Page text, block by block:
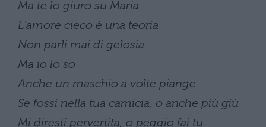
Ma te lo giuro su Maria
L’amore cieco è una teoria
Non parli mai di gelosia
Ma io lo so
Anche un maschio a volte piange
Se fossi nella tua camicia, o anche più giù
Mi diresti pervertita, o peggio fai tu